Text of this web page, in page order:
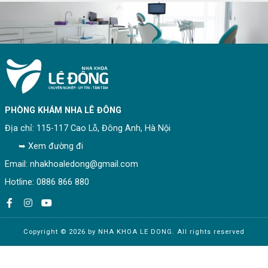
PHÒNG KHÁM NHA LÊ ĐÔNG
Địa chỉ: 115-117 Cao Lỗ, Đông Anh, Hà Nội
➥ Xem đường đi
Email: nhakhoaledong@gmail.com
Hotline: 0886 866 880
Copyright © 2026 by NHA KHOA LE DONG. All rights reserved